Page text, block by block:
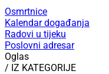
Osmrtnice
Kalendar događanja
Radovi u tijeku
Poslovni adresar
Oglas
/ IZ KATEGORIJE